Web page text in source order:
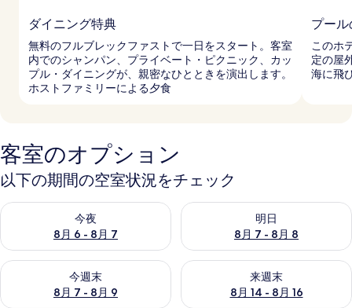
ダイニング特典
無料のフルブレックファストで一日をスタート。客室
内でのシャンパン、プライベート・ピクニック、カッ
プル・ダイニングが、親密なひとときを演出します。
ホストファミリーによる夕食
プー
このホ
定の屋
海に飛
客室のオプション
以下の期間の空室状況をチェック
今夜
8月 6 - 8月 7
今夜 8月 6 - 8月 7 の空室状況をチェック
明日
8月 7 - 8月 8
明日 8月 7 - 8月 8 の空室状況
今週末
8月 7 - 8月 9
今週末 8月 7 - 8月 9 の空室状況をチェック
来週末
8月 14 - 8月 16
来週末 8月 14 - 8月 16 の空室